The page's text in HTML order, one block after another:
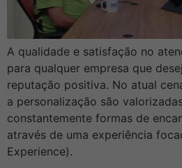
A qualidade e satisfação no
para qualquer empresa que
reputação positiva. No atual
a personalização são
constantemente formas de
através de uma experiência
Experience).